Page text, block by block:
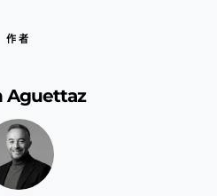
作者
Aguettaz